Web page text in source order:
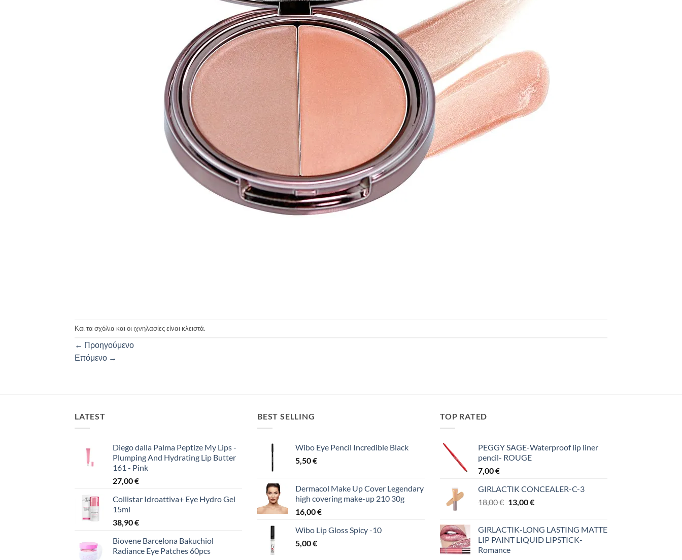
Και τα σχόλια και οι ιχνηλασίες είναι κλειστά.
← Προηγούμενο
Επόμενο →
LATEST
Diego dalla Palma Peptize My Lips -
Plumping And Hydrating Lip Butter
161 - Pink
27,00€
Collistar Idroattiva+ Eye Hydro Gel
15ml
38,90€
Biovene Barcelona Bakuchiol
Radiance Eye Patches 60pcs
BEST SELLING
Wibo Eye Pencil Incredible Black
5,50€
Dermacol Make Up Cover Legendary
high covering make-up 210 30g
16,00€
Wibo Lip Gloss Spicy -10
5,00€
TOP RATED
PEGGY SAGE-Waterproof lip liner
pencil- ROUGE
7,00€
GIRLACTIK CONCEALER-C-3
18,00€ Original
18,00 €.
13,00€Η
είναι:
13,00 €.
GIRLACTIK-LONG LASTING MATTE
LIP PAINT LIQUID LIPSTICK-
Romance